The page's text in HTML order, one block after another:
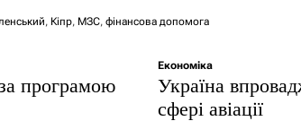
, Кіпр, МЗС, фінансова допомога
програмою
Економіка
Україна
сфері авіації